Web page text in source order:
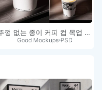
뚜껑 없는 종이 커피 컵 목업 세트
Good Mockups PSD